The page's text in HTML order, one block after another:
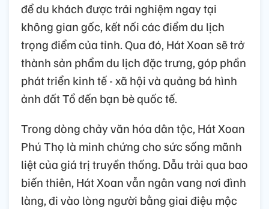
để du khách được trải nghiệm ngay tại
không gian gốc, kết nối các điểm du lịch
trọng điểm của tỉnh. Qua đó, Hát Xoan sẽ trở
thành sản phẩm du lịch đặc trưng, góp phần
phát triển kinh tế - xã hội và quảng bá hình
ảnh đất Tổ đến bạn bè quốc tế.
Trong dòng chảy văn hóa dân tộc, Hát Xoan
Phú Thọ là minh chứng cho sức sống mãnh
liệt của giá trị truyền thống. Dẫu trải qua bao
biến thiên, Hát Xoan vẫn ngân vang nơi đình
làng, đi vào lòng người bằng giai điệu mộc